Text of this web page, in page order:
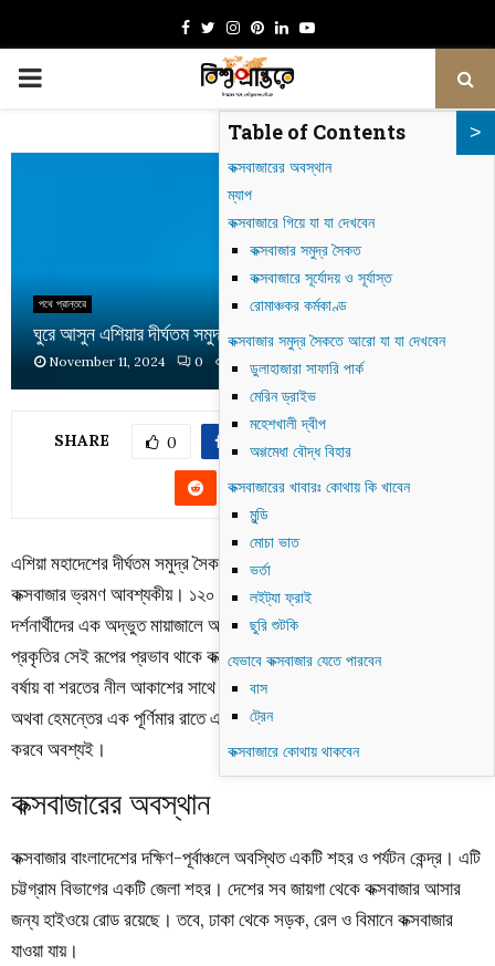
Facebook
TwitterInstagram
Pinterest
LinkedinYoutube
PRIMARY
পথে প্রান্তরে
ঘুরে আসুন এশিয়ার দীর্ঘতম সমুদ্র সৈকত – কক্সবাজার
November 11, 2024 0 474
SHARE 0
এশিয়া মহাদেশের দীর্ঘতম সমুদ্র সৈকত কক্সবাজার। বাংলাদেশকে ঘুরে দেখতে হলে
কক্সবাজার ভ্রমণ আবশ্যকীয়। ১২০ কিলোমিটার দীর্ঘ এই সৈকতের উত্তাল ঢেউ
দর্শনার্থীদের এক অদ্ভুত মায়াজালে আবদ্ধ করে রাখে। সময়ে সময়ে প্রকৃতি বদলায়,
প্রকৃতির সেই রূপের প্রভাব থাকে কক্সবাজারেও। আর তাই ভিন্ন স্বাদ নিতে ঝুম
বর্ষায় বা শরতের নীল আকাশের সাথে মিতালির জন্যে চলে যেতে পারেন কক্সবাজার,
অথবা হেমন্তের এক পূর্ণিমার রাতে এই সমুদ্র সৈকত তার রূপ দিয়ে আপনাকে মুগ্ধ
করবে অবশ্যই।
কক্সবাজারের অবস্থান
কক্সবাজার বাংলাদেশের দক্ষিণ-পূর্বাঞ্চলে অবস্থিত একটি শহর ও পর্যটন কেন্দ্র। এটি
চট্টগ্রাম বিভাগের একটি জেলা শহর। দেশের সব জায়গা থেকে কক্সবাজার আসার
জন্য হাইওয়ে রোড রয়েছে। তবে, ঢাকা থেকে সড়ক, রেল ও বিমানে কক্সবাজার
যাওয়া যায়।
Table of Contents
কক্সবাজারের অবস্থান
ম্যাপ
কক্সবাজারে গিয়ে যা যা দেখবেন
কক্সবাজার সমুদ্র সৈকত
কক্সবাজারে সূর্যোদয় ও সূর্যাস্ত
রোমাঞ্চকর কর্মকাণ্ড
কক্সবাজার সমুদ্র সৈকতে আরো যা যা দেখবেন
ডুলাহাজারা সাফারি পার্ক
মেরিন ড্রাইভ
মহেশখালী দ্বীপ
অগ্গমেধা বৌদ্ধ বিহার
কক্সবাজারের খাবারঃ কোথায় কি খাবেন
মুন্ডি
মোচা ভাত
ভর্তা
লইট্যা ফ্রাই
ছুরি শুটকি
যেভাবে কক্সবাজার যেতে পারবেন
বাস
ট্রেন
কক্সবাজারে কোথায় থাকবেন